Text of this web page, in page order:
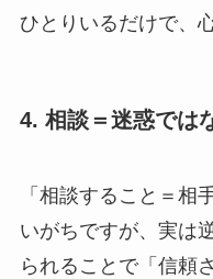
ひとりいるだけで、
4. 相談＝迷惑では
「相談すること＝相
いがちですが、実は
られることで「信頼